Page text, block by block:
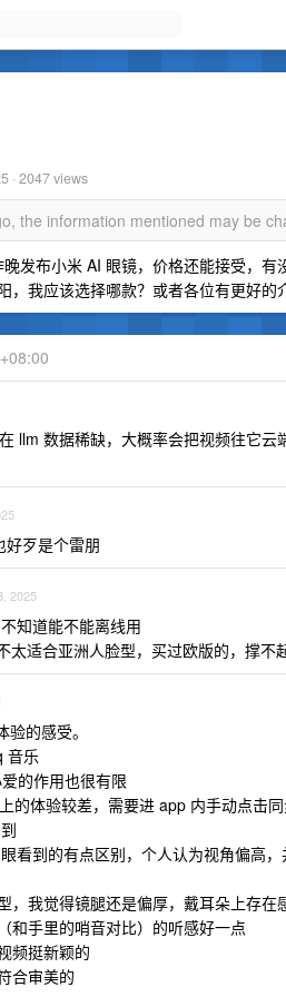
· 2047 views
the information mentioned may be
发布小米 AI 眼镜，价格还能接受，
，我应该选择哪款？或者各位有更好的
llm 数据稀缺，大概率会把视频往它
歹是个雷朋
2025
知道能不能离线用
太适合亚洲人脸型，买过欧版的，撑不
的感受。
音乐
的作用也很有限
的体验较差，需要进 app 内手动点击
看到的有点区别，个人认为视角偏高
，我觉得镜腿还是偏厚，戴耳朵上存在
和手里的哨音对比）的听感好一点
频挺新颖的
合审美的